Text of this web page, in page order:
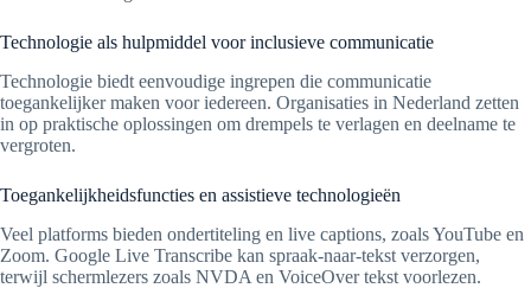
Technologie als hulpmiddel voor inclusieve communicatie
Technologie biedt eenvoudige ingrepen die communicatie
toegankelijker maken voor iedereen. Organisaties in Nederland zetten
in op praktische oplossingen om drempels te verlagen en deelname te
vergroten.
Toegankelijkheidsfuncties en assistieve technologieën
Veel platforms bieden ondertiteling en live captions, zoals YouTube en
Zoom. Google Live Transcribe kan spraak-naar-tekst verzorgen,
terwijl schermlezers zoals NVDA en VoiceOver tekst voorlezen.